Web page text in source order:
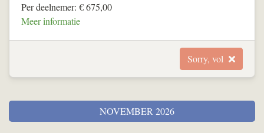
Per deelnemer: € 675,00
Meer informatie
Sorry, vol
NOVEMBER 2026